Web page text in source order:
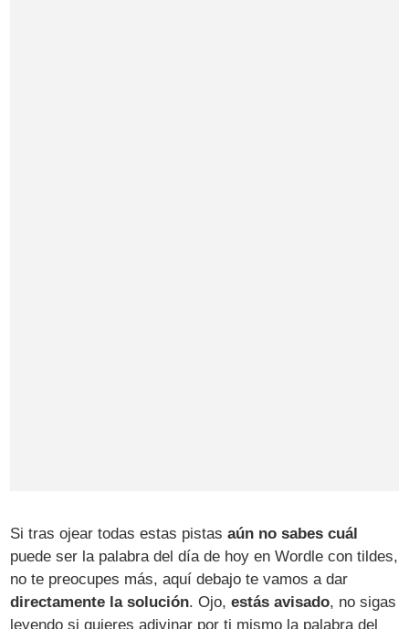
Si tras ojear todas estas pistasaún no sabes cuál
puede ser la palabra del día de hoy en Wordle con tildes,
no te preocupes más, aquí debajo te vamos a dar
directamente la solución. Ojo,estás avisado, no sigas
leyendo si quieres adivinar por ti mismo la palabra del